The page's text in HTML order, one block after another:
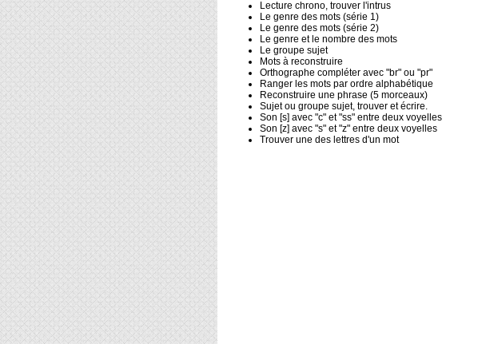
Lecture chrono, trouver l'intrus
Le genre des mots (série 1)
Le genre des mots (série 2)
Le genre et le nombre des mots
Le groupe sujet
Mots à reconstruire
Orthographe compléter avec "br" ou "pr"
Ranger les mots par ordre alphabétique
Reconstruire une phrase (5 morceaux)
Sujet ou groupe sujet, trouver et écrire.
Son [s] avec "c" et "ss" entre deux voyelles
Son [z] avec "s" et "z" entre deux voyelles
Trouver une des lettres d'un mot